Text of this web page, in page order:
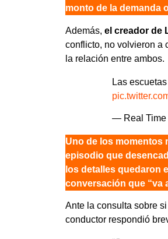
monto de la demanda
Además, el creador de
conflicto, no volvieron a
la relación entre ambos.
Las
— Real Time
Uno de los momentos
episodio que
los detalles quedaron
conversación que “va
Ante la consulta sobre
conductor respondió